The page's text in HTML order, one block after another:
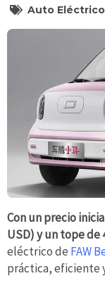
Auto Eléctrico
Con un precio
USD) y un tope de
eléctrico de FAW
práctica, eficiente